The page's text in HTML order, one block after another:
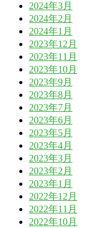
2024年3月
2024年2月
2024年1月
2023年12月
2023年11月
2023年10月
2023年9月
2023年8月
2023年7月
2023年6月
2023年5月
2023年4月
2023年3月
2023年2月
2023年1月
2022年12月
2022年11月
2022年10月